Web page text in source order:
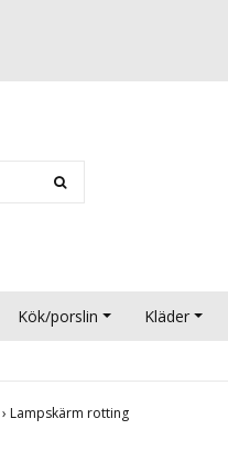
Kök/porslin Kläder
› Lampskärm rotting